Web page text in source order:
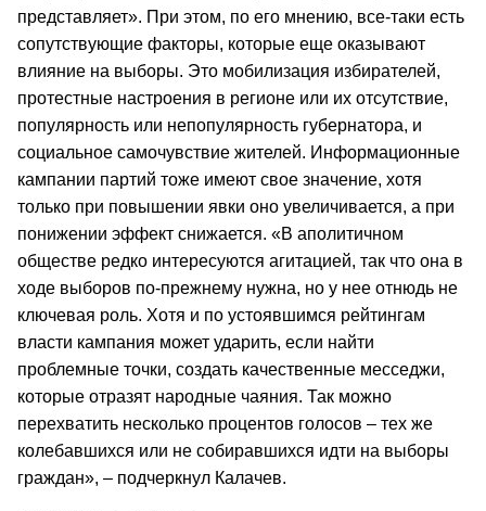
представляет». При этом, по его мнению, все-таки есть
сопутствующие факторы, которые еще оказывают
влияние на выборы. Это мобилизация избирателей,
протестные настроения в регионе или их отсутствие,
популярность или непопулярность губернатора, и
социальное самочувствие жителей. Информационные
кампании партий тоже имеют свое значение, хотя
только при повышении явки оно увеличивается, а при
понижении эффект снижается. «В аполитичном
обществе редко интересуются агитацией, так что она в
ходе выборов по-прежнему нужна, но у нее отнюдь не
ключевая роль. Хотя и по устоявшимся рейтингам
власти кампания может ударить, если найти
проблемные точки, создать качественные месседжи,
которые отразят народные чаяния. Так можно
перехватить несколько процентов голосов – тех же
колебавшихся или не собиравшихся идти на выборы
граждан», – подчеркнул Калачев.